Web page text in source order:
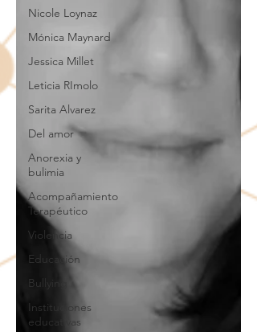
Nicole Loynaz
Mónica Maynard
Jessica Millet
Leticia RImolo
Sarita Alvarez
Del amor
Anorexia y
bulimia
Acompañamiento
Terapéutico
Violencia
Educación
Bullying
Instituciones
educativas